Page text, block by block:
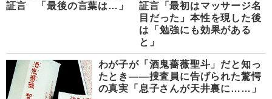
証言 「最後の言葉は…」
証言「最初はマッサージ名
目だった」本性を現した後
は「勉強にも効果がある
と」
わが子が「酒鬼薔薇聖斗」だと知っ
たとき――捜査員に告げられた驚愕
の真実「息子さんが天井裏に……」